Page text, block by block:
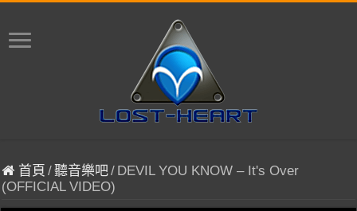
首頁 /聽音樂吧/ DEVIL YOU KNOW – It's Over
(OFFICIAL VIDEO)